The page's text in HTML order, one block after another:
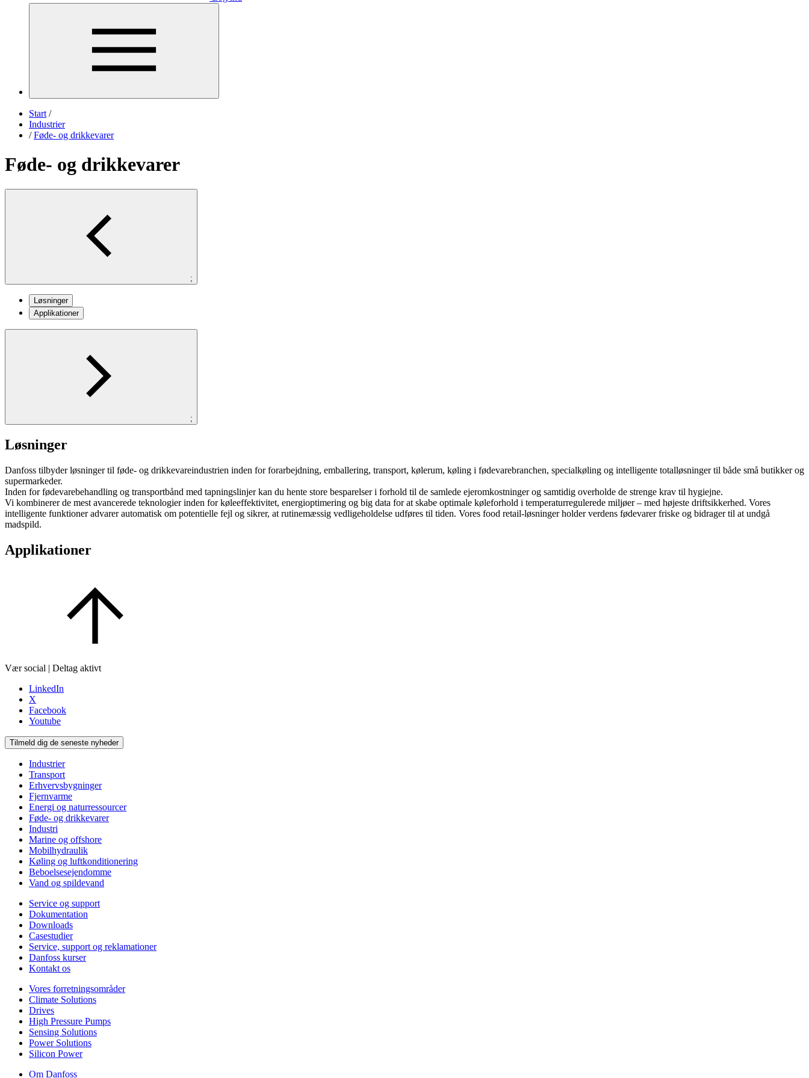
Start /
Industrier
/ Føde- og drikkevarer
Føde- og drikkevarer
;
Løsninger
Applikationer
;
Løsninger
Danfoss tilbyder løsninger til føde- og drikkevareindustrien inden for forarbejdning, emballering, transport, kølerum, køling i fødevarebranchen, specialkøling og intelligente totalløsninger til både små butikker og
supermarkeder.
Inden for fødevarebehandling og transportbånd med tapningslinjer kan du hente store besparelser i forhold til de samlede ejeromkostninger og samtidig overholde de strenge krav til hygiejne.
Vi kombinerer de mest avancerede teknologier inden for køleeffektivitet, energioptimering og big data for at skabe optimale køleforhold i temperaturregulerede miljøer – med højeste driftsikkerhed. Vores
intelligente funktioner advarer automatisk om potentielle fejl og sikrer, at rutinemæssig vedligeholdelse udføres til tiden. Vores food retail-løsninger holder verdens fødevarer friske og bidrager til at undgå
madspild.
Applikationer
Vær social | Deltag aktivt
LinkedIn
X
Facebook
Youtube
Tilmeld dig de seneste nyheder
Industrier
Transport
Erhvervsbygninger
Fjernvarme
Energi og naturressourcer
Føde- og drikkevarer
Industri
Marine og offshore
Mobilhydraulik
Køling og luftkonditionering
Beboelsesejendomme
Vand og spildevand
Service og support
Dokumentation
Downloads
Casestudier
Service, support og reklamationer
Danfoss kurser
Kontakt os
Vores forretningsområder
Climate Solutions
Drives
High Pressure Pumps
Sensing Solutions
Power Solutions
Silicon Power
Om Danfoss